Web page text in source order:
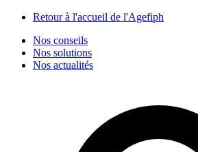
Retour à l'accueil de l'Agefiph
Nos conseils
Nos solutions
Nos actualités